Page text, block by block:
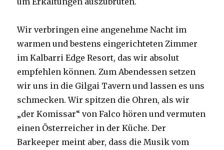
Wir verbringen eine angenehme Nacht im
warmen und bestens eingerichteten Zimmer
im Kalbarri Edge Resort, das wir absolut
empfehlen können. Zum Abendessen setzen
wir uns in die Gilgai Tavern und lassen es uns
schmecken. Wir spitzen die Ohren, als wir
„der Komissar“ von Falco hören und vermuten
einen Österreicher in der Küche. Der
Barkeeper meint aber, dass die Musik vom